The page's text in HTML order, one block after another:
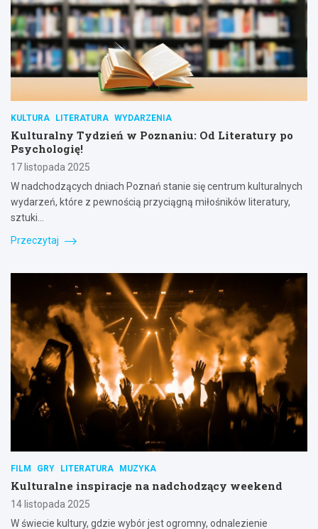
KULTURA LITERATURA WYDARZENIA
Kulturalny Tydzień w Poznaniu: Od Literatury po
Psychologię!
17 listopada 2025
W nadchodzących dniach Poznań stanie się centrum kulturalnych
wydarzeń, które z pewnością przyciągną miłośników literatury,
sztuki…
Przeczytaj
FILM GRY LITERATURA MUZYKA
Kulturalne inspiracje na nadchodzący weekend
14 listopada 2025
W świecie kultury, gdzie wybór jest ogromny, odnalezienie